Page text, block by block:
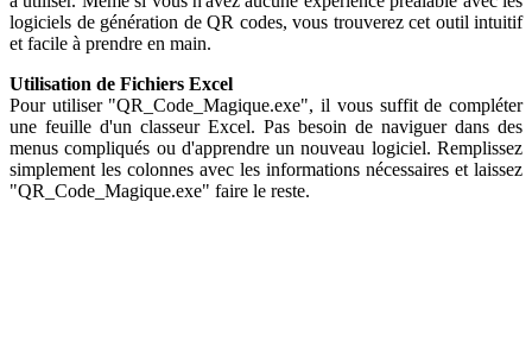
logiciels de génération de QR codes, vous trouverez cet outil intuitif
et facile à prendre en main.
Utilisation de Fichiers Excel
Pour utiliser "QR_Code_Magique.exe", il vous suffit de compléter
une feuille d'un classeur Excel. Pas besoin de naviguer dans des
menus compliqués ou d'apprendre un nouveau logiciel. Remplissez
simplement les colonnes avec les informations nécessaires et laissez
"QR_Code_Magique.exe" faire le reste.